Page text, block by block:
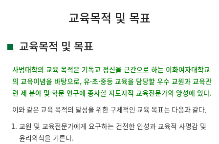
교육목적 및 목표
교육목적 및 목표
사범대학의 교육 목적은 기독교 정신을 근간으로 하는 이화여자대학교
의 교육이념을 바탕으로, 유·초·중등 교육을 담당할 우수 교원과 교육관
련 제 분야 및 학문 연구에 종사할 지도자적 교육전문가의 양성에 있다.
이와 같은 교육 목적의 달성을 위한 구체적인 교육 목표는 다음과 같다.
교원 및 교육전문가에게 요구하는 건전한 인성과 교육적 사명감 및
윤리의식을 기른다.